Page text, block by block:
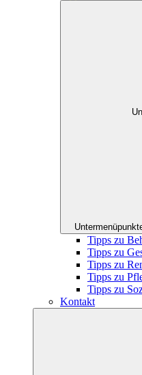
Tipps zu
Tipps zu
Tipps zu
Tipps zu
Tipps zu
Kontakt